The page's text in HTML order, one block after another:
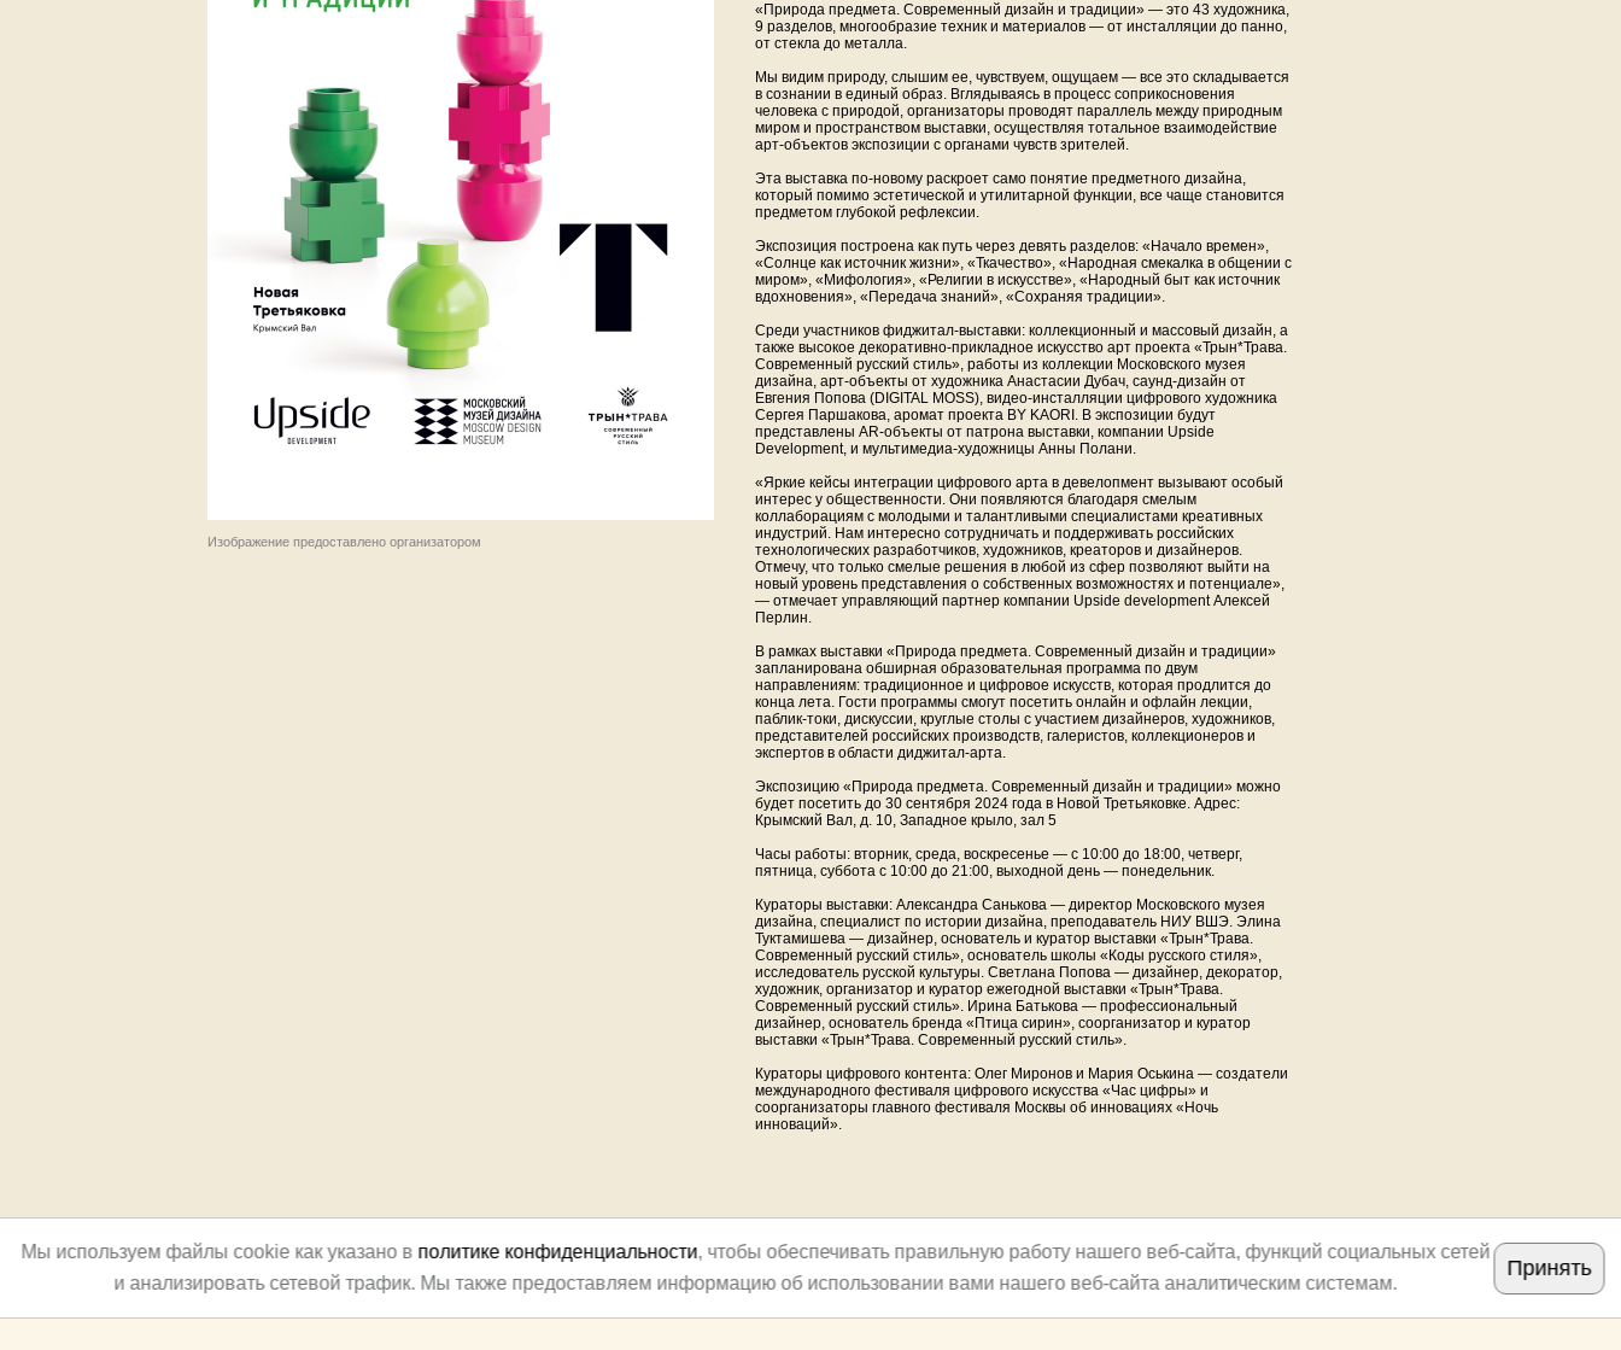
Изображение предоставлено организатором
«Природа предмета. Современный дизайн и традиции» — это 43 художника,
9 разделов, многообразие техник и материалов — от инсталляции до панно,
от стекла до металла.
Мы видим природу, слышим ее, чувствуем, ощущаем — все это складывается
в сознании в единый образ. Вглядываясь в процесс соприкосновения
человека с природой, организаторы проводят параллель между природным
миром и пространством выставки, осуществляя тотальное взаимодействие
арт-объектов экспозиции с органами чувств зрителей.
Эта выставка по-новому раскроет само понятие предметного дизайна,
который помимо эстетической и утилитарной функции, все чаще становится
предметом глубокой рефлексии.
Экспозиция построена как путь через девять разделов: «Начало времен»,
«Солнце как источник жизни», «Ткачество», «Народная смекалка в общении с
миром», «Мифология», «Религии в искусстве», «Народный быт как источник
вдохновения», «Передача знаний», «Сохраняя традиции».
Среди участников фиджитал-выставки: коллекционный и массовый дизайн, а
также высокое декоративно-прикладное искусство арт проекта «Трын*Трава.
Современный русский стиль», работы из коллекции Московского музея
дизайна, арт-объекты от художника Анастасии Дубач, саунд-дизайн от
Евгения Попова (DIGITAL MOSS), видео-инсталляции цифрового художника
Сергея Паршакова, аромат проекта BY KAORI. В экспозиции будут
представлены AR-объекты от патрона выставки, компании Upside
Development, и мультимедиа-художницы Анны Полани.
«Яркие кейсы интеграции цифрового арта в девелопмент вызывают особый
интерес у общественности. Они появляются благодаря смелым
коллаборациям с молодыми и талантливыми специалистами креативных
индустрий. Нам интересно сотрудничать и поддерживать российских
технологических разработчиков, художников, креаторов и дизайнеров.
Отмечу, что только смелые решения в любой из сфер позволяют выйти на
новый уровень представления о собственных возможностях и потенциале»,
— отмечает управляющий партнер компании Upside development Алексей
Перлин.
В рамках выставки «Природа предмета. Современный дизайн и традиции»
запланирована обширная образовательная программа по двум
направлениям: традиционное и цифровое искусств, которая продлится до
конца лета. Гости программы смогут посетить онлайн и офлайн лекции,
паблик-токи, дискуссии, круглые столы с участием дизайнеров, художников,
представителей российских производств, галеристов, коллекционеров и
экспертов в области диджитал-арта.
Экспозицию «Природа предмета. Современный дизайн и традиции» можно
будет посетить до 30 сентября 2024 года в Новой Третьяковке. Адрес:
Крымский Вал, д. 10, Западное крыло, зал 5
Часы работы: вторник, среда, воскресенье — с 10:00 до 18:00, четверг,
пятница, суббота с 10:00 до 21:00, выходной день — понедельник.
Кураторы выставки: Александра Санькова — директор Московского музея
дизайна, специалист по истории дизайна, преподаватель НИУ ВШЭ. Элина
Туктамишева — дизайнер, основатель и куратор выставки «Трын*Трава.
Современный русский стиль», основатель школы «Коды русского стиля»,
исследователь русской культуры. Светлана Попова — дизайнер, декоратор,
художник, организатор и куратор ежегодной выставки «Трын*Трава.
Современный русский стиль». Ирина Батькова — профессиональный
дизайнер, основатель бренда «Птица сирин», соорганизатор и куратор
выставки «Трын*Трава. Современный русский стиль».
Кураторы цифрового контента: Олег Миронов и Мария Оськина — создатели
международного фестиваля цифрового искусства «Час цифры» и
соорганизаторы главного фестиваля Москвы об инновациях «Ночь
инноваций».
Мы используем файлы cookie как указано в политике конфиденциальности, чтобы обеспечивать правильную работу нашего веб-сайта, функций социальных сетей
и анализировать сетевой трафик. Мы также предоставляем информацию об использовании вами нашего веб-сайта аналитическим системам.
Принять